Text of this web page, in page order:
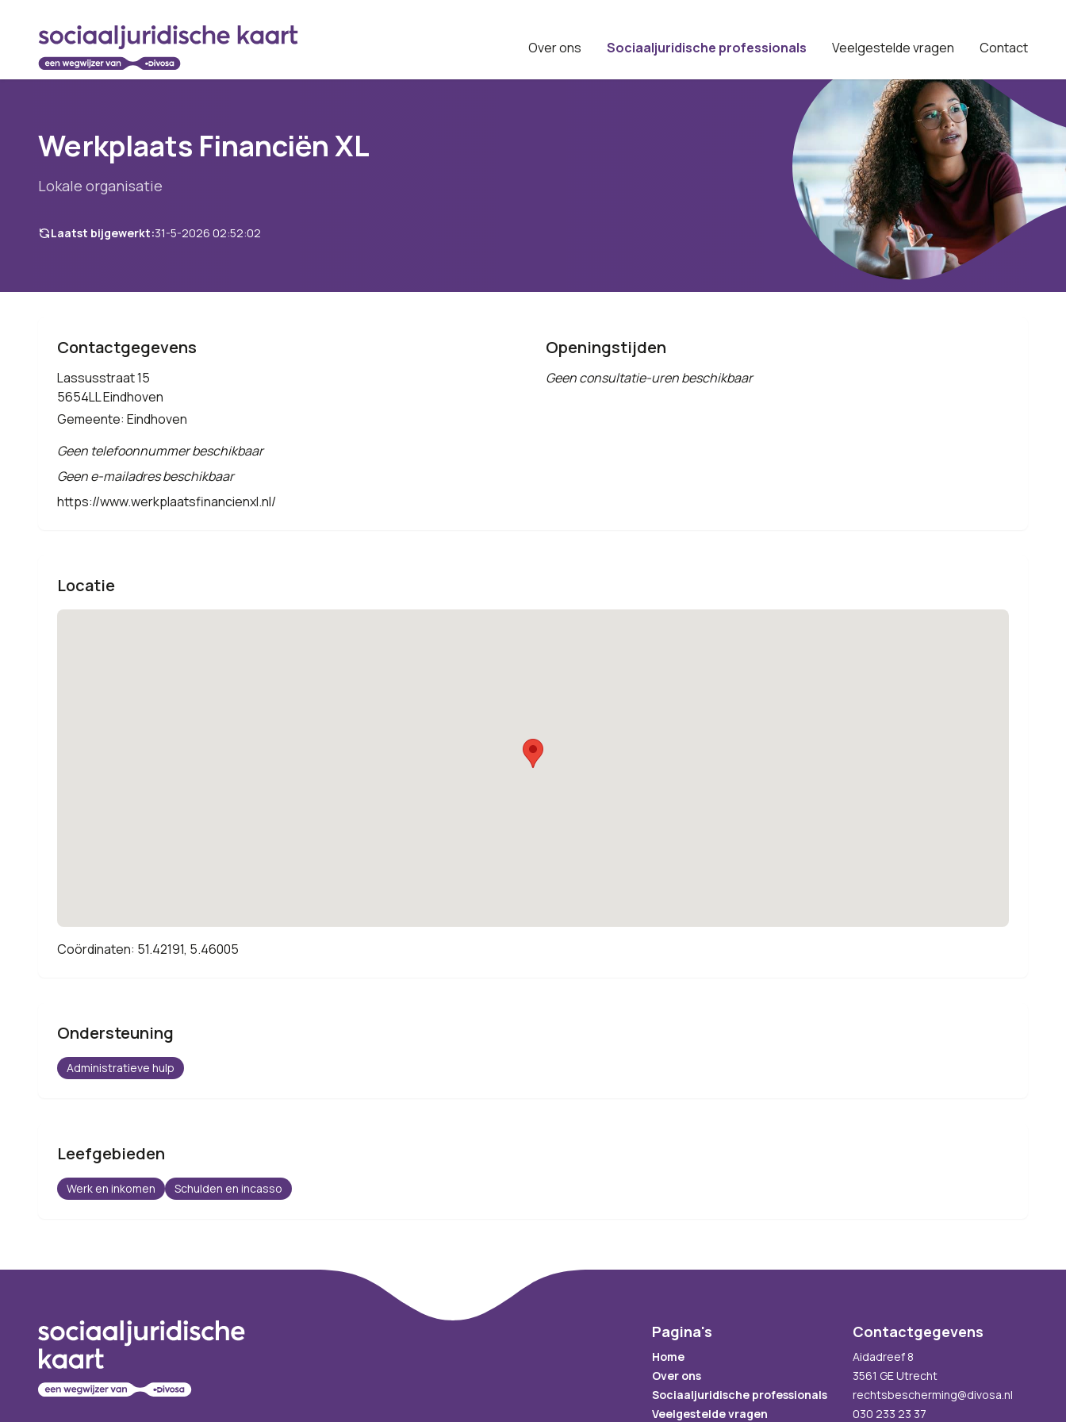
Over ons Sociaaljuridische professionals Veelgestelde vragen Contact
Werkplaats Financiën XL
Lokale organisatie
Laatst bijgewerkt:31-5-2026 02:52:02
Contactgegevens
Lassusstraat 15
5654LL Eindhoven
Gemeente: Eindhoven
Geen telefoonnummer beschikbaar
Geen e-mailadres beschikbaar
https://www.werkplaatsfinancienxl.nl/
Openingstijden
Geen consultatie-uren beschikbaar
Locatie
Coördinaten: 51.42191, 5.46005
Ondersteuning
Administratieve hulp
Leefgebieden
Werk en inkomen Schulden en incasso
Pagina's
Home
Over ons
Sociaaljuridische professionals
Veelgestelde vragen
Contactgegevens
Aidadreef 8
3561 GE Utrecht
rechtsbescherming@divosa.nl
030 233 23 37